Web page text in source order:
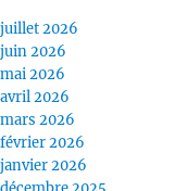
juillet 2026
juin 2026
mai 2026
avril 2026
mars 2026
février 2026
janvier 2026